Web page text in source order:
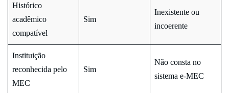
Histórico
acadêmico
compatível
Sim
Inexistente ou
incoerente
Instituição
reconhecida pelo
MEC
Sim
Não consta no
sistema e-MEC